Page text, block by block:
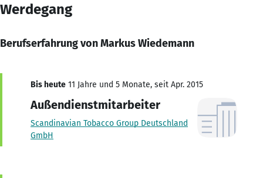
Werdegang
Berufserfahrung von Markus Wiedemann
Bis heute 11 Jahre und 5 Monate, seit Apr. 2015
Außendienstmitarbeiter
Scandinavian Tobacco Group Deutschland
GmbH